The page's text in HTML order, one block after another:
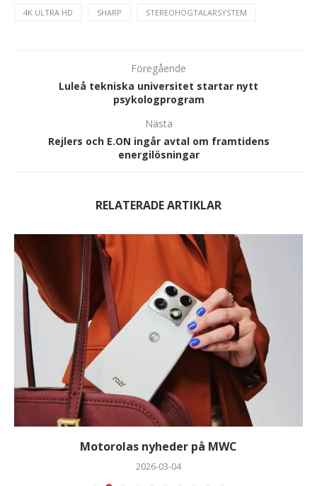
4K ULTRA HD SHARP STEREOHÖGTALARSYSTEM
Föregående
Luleå tekniska universitet startar nytt
psykologprogram
Nästa
Rejlers och E.ON ingår avtal om framtidens
energilösningar
RELATERADE ARTIKLAR
Motorolas nyheder på MWC
2026-03-04